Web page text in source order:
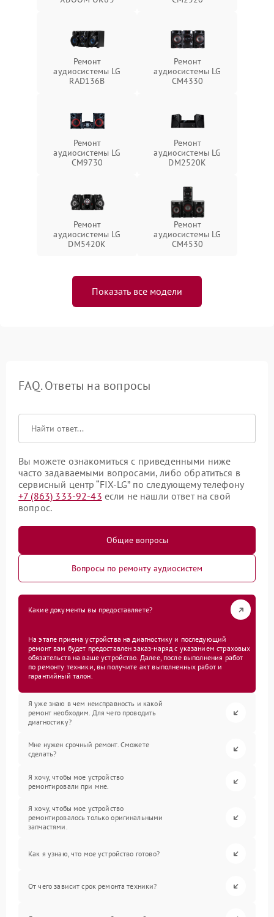
Ремонт
аудиосистемы LG
RAD136B
Ремонт
аудиосистемы LG
CM4330
Ремонт
аудиосистемы LG
CM9730
Ремонт
аудиосистемы LG
DM2520K
Ремонт
аудиосистемы LG
DM5420K
Ремонт
аудиосистемы LG
CM4530
Показать все модели
FAQ. Ответы на вопросы
Вы можете ознакомиться с приведенными ниже
часто задаваемыми вопросами, либо обратиться в
сервисный центр “FIX-LG” по следующему телефону
+7 (863) 333-92-43 если не нашли ответ на свой
вопрос.
Общие вопросы
Вопросы по ремонту аудиосистем
Какие документы вы предоставляете?
На этапе приема устройства на диагностику и последующий
ремонт вам будет предоставлен заказ-наряд с указанием страховых
обязательств на ваше устройство. Далее, после выполнения работ
по ремонту техники, вы получите акт выполненных работ и
гарантийный талон.
Я уже знаю в чем неисправность и какой
ремонт необходим. Для чего проводить
диагностику?
Мне нужен срочный ремонт. Сможете
сделать?
Я хочу, чтобы мое устройство
ремонтировали при мне.
Я хочу, чтобы мое устройство
ремонтировалось только оригинальными
запчастями.
Как я узнаю, что мое устройство готово?
От чего зависит срок ремонта техники?